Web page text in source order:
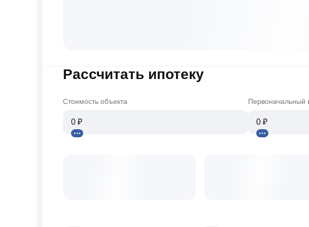
Рассчитать ипотеку
Стоимость объекта Первоначальный